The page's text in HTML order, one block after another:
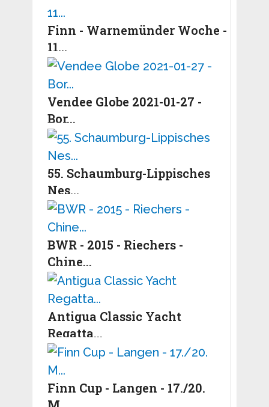
Finn - Warnemünder Woche -
11...
Vendee Globe 2021-01-27 -
Bor...
55. Schaumburg-Lippisches
Nes...
BWR - 2015 - Riechers -
Chine...
Antigua Classic Yacht
Regatta...
Finn Cup - Langen - 17./20.